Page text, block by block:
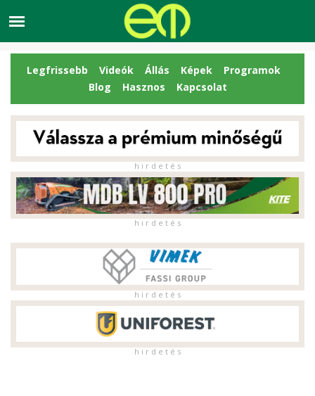
Legfrissebb Videók Állás Képek
Programok
Blog
Hasznos Kapcsolat
h i r d e t é s
h i r d e t é s
h i r d e t é s
h i r d e t é s